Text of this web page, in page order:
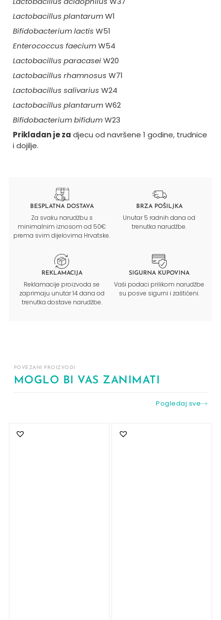
Lactobacillus plantarumW1
Bifidobacterium lactis W51
Enterococcus faeciumW54
Lactobacillus paracaseiW20
Lactobacillus rhamnosus W71
Lactobacillus salivarius W24
Lactobacillus plantarumW62
Bifidobacterium bifidumW23
Prikladan je za djecu od navršene 1 godine, trudnice
i dojilje.
BESPLATNA DOSTAVA
Za svaku narudžbu s
minimalnim iznosom od 50€
prema svim dijelovima Hrvatske.
BRZA POŠILJKA
Unutar 5 radnih dana od
trenutka narudžbe.
REKLAMACIJA
Reklamacije proizvoda se
zaprimaju unutar 14 dana od
trenutka dostave narudžbe.
SIGURNA KUPOVINA
Vaši podaci prilikom narudžbe
su posve sigurni i zaštićeni.
POVEZANI PROIZVODI
MOGLO BI VAS ZANIMATI
Pogledaj sve